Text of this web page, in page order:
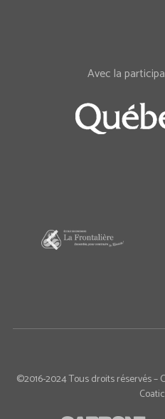
Avec la
©2016-2024 Tous droits réservés –